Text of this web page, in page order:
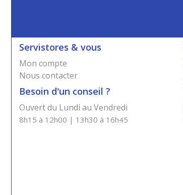
Servistores & vous
Mon compte
Nous contacter
Besoin d'un conseil ?
Ouvert du Lundi au Vendredi
8h15 à 12h00 | 13h30 à 16h45